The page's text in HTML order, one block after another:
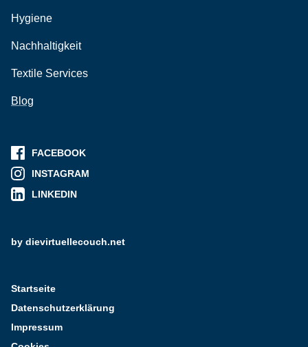
Hygiene
Nachhaltigkeit
Textile Services
Blog
FACEBOOK
INSTAGRAM
LINKEDIN
by dievirtuellecouch.net
Startseite
Datenschutzerklärung
Impressum